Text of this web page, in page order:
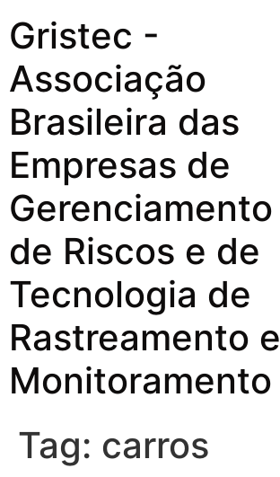
Gristec -
Associação
Brasileira das
Empresas de
Gerenciamento
de Riscos e de
Tecnologia de
Rastreamento e
Monitoramento
Tag: carros